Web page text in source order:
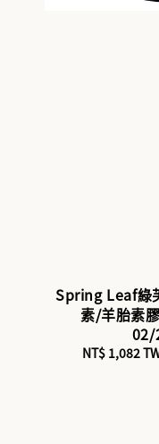
Spring Leaf綠
素/羊胎素
02/
Sale
NT$ 1,082